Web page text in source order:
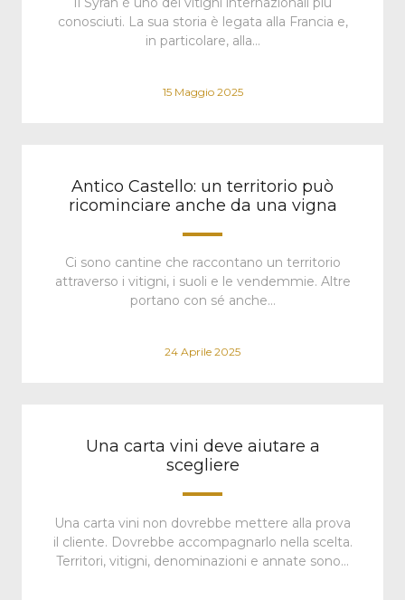
conosciuti. La sua storia è legata alla Francia e,
in particolare, alla…
15 Maggio 2025
Antico Castello: un territorio può
ricominciare anche da una vigna
Ci sono cantine che raccontano un territorio
attraverso i vitigni, i suoli e le vendemmie. Altre
portano con sé anche…
24 Aprile 2025
Una carta vini deve aiutare a
scegliere
Una carta vini non dovrebbe mettere alla prova
il cliente. Dovrebbe accompagnarlo nella scelta.
Territori, vitigni, denominazioni e annate sono…